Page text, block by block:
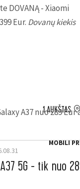
DOVANĄ - Xiaomi
Eur. Dovanų kiekis
1 AUKŠTAS
Jūsų laukia
MOBILI
5G - tik nuo